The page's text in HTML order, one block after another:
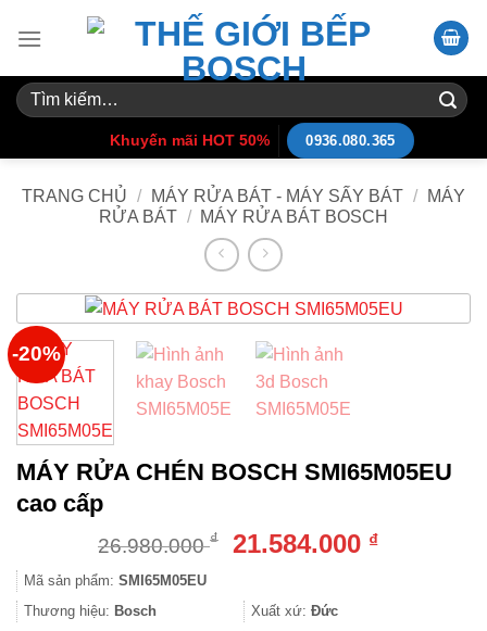
Tìm
kiếm:
Khuyến mãi HOT 50% 0936.080.365
TRANG CHỦ / MÁY RỬA BÁT - MÁY SẤY BÁT /
MÁY
RỬA BÁT / MÁY RỬA BÁT BOSCH
-20%
MÁY RỬA CHÉN BOSCH SMI65M05EU
cao cấp
26.980.000₫
Giá
26.980.000 ₫.
21.584.000 ₫Giá
Mã sản phẩm: SMI65M05EU
Thương hiệu: Bosch Xuất xứ: Đức